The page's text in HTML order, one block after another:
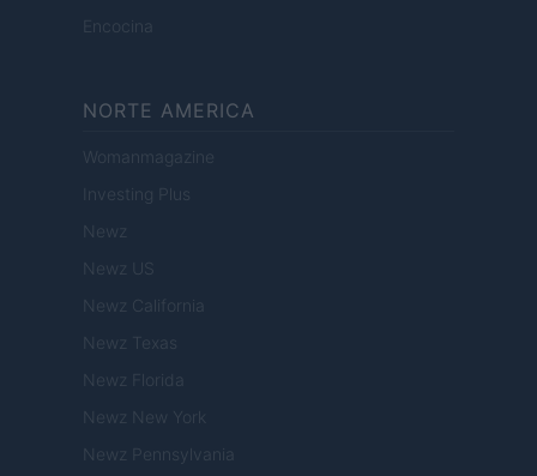
Encocina
NORTE AMERICA
Womanmagazine
Investing Plus
Newz
Newz US
Newz California
Newz Texas
Newz Florida
Newz New York
Newz Pennsylvania